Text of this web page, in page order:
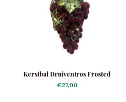
Kerstbal Druiventros Frosted
€27,00